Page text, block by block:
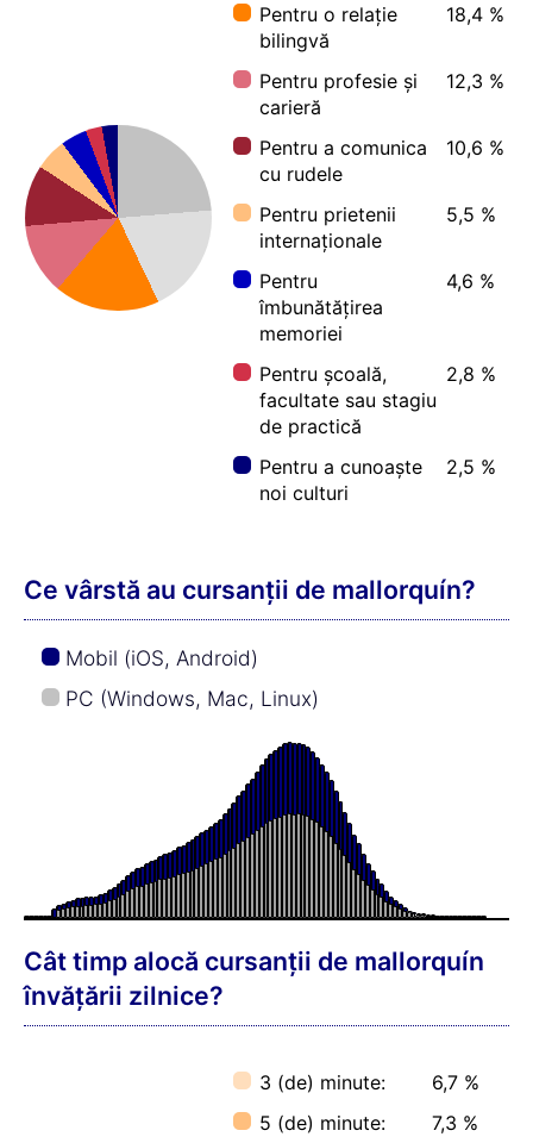
Pentru o relație
bilingvă
18,4 %
Pentru profesie și
carieră
12,3 %
Pentru a comunica
cu rudele
10,6 %
Pentru prietenii
internaționale
5,5 %
Pentru
îmbunătățirea
memoriei
4,6 %
Pentru școală,
facultate sau stagiu
de practică
2,8 %
Pentru a cunoaște
noi culturi
2,5 %
Ce vârstă au cursanții de mallorquín?
Mobil (iOS, Android)
PC (Windows, Mac, Linux)
Cât timp alocă cursanții de mallorquín
învățării zilnice?
3 (de) minute:
6,7 %
5 (de) minute:
7,3 %